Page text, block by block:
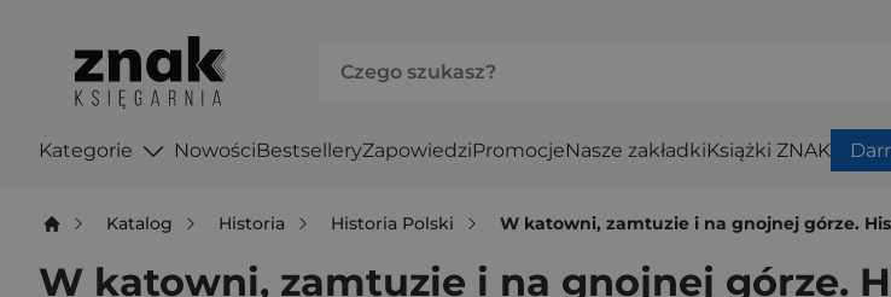
Kategorie NowościBestselleryZapowiedziPromocjeNasze zakładkiKsiążki ZNAK
Katalog Historia Historia Polski W katowni, zamtuzie i na gnojnej górze.
W katowni, zamtuzie i na gnojnej górze.